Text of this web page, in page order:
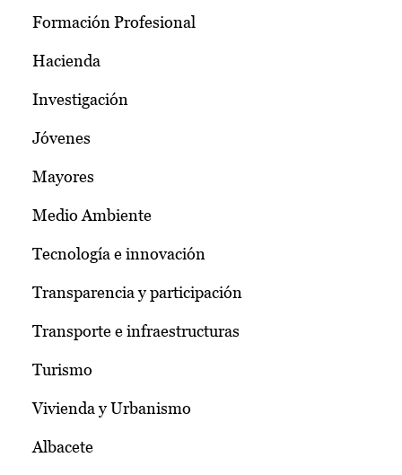
Formación Profesional
Hacienda
Investigación
Jóvenes
Mayores
Medio Ambiente
Tecnología e innovación
Transparencia y participación
Transporte e infraestructuras
Turismo
Vivienda y Urbanismo
Albacete